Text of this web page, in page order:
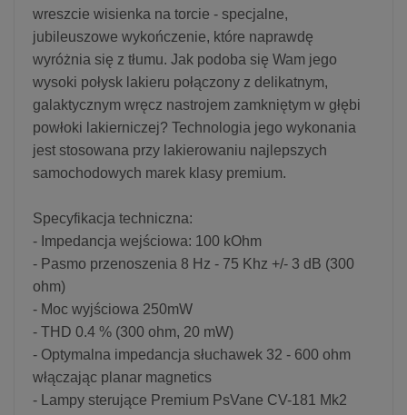
wreszcie wisienka na torcie - specjalne,
jubileuszowe wykończenie, które naprawdę
wyróżnia się z tłumu. Jak podoba się Wam jego
wysoki połysk lakieru połączony z delikatnym,
galaktycznym wręcz nastrojem zamkniętym w głębi
powłoki lakierniczej? Technologia jego wykonania
jest stosowana przy lakierowaniu najlepszych
samochodowych marek klasy premium.
Specyfikacja techniczna:
- Impedancja wejściowa: 100 kOhm
- Pasmo przenoszenia 8 Hz - 75 Khz +/- 3 dB (300
ohm)
- Moc wyjściowa 250mW
- THD 0.4 % (300 ohm, 20 mW)
- Optymalna impedancja słuchawek 32 - 600 ohm
włączając planar magnetics
- Lampy sterujące Premium PsVane CV-181 Mk2